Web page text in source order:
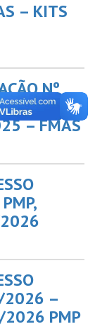
– KITS
Nº
– FMAS
2026
2026 –
2026 PMP